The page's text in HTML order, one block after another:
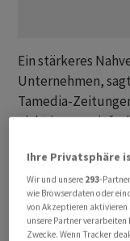
Ein stärkeres
Unternehmen,
Tamedia-
nicht immer
Der Fokus auf
bisherige
messe Migros in
Ihre Privatsphäre
Wir und unsere 293-
wie Browserdaten oder
von Akzeptieren aktivieren
unsere Partner
Zwecke. Wenn Tracker